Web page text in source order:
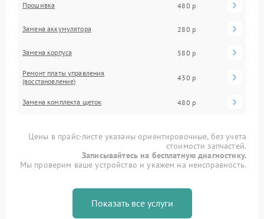
Прошивка 480 р
Замена аккумулятора 280 р
Замена корпуса 580 р
Ремонт платы управления
(восстановление)
430 р
Замена комплекта щеток 480 р
Цены в прайс-листе указаны ориентировочные, без учета
стоимости запчастей.
Записывайтесь на бесплатную диагностику.
Мы проверим ваше устройство и укажем на неисправность.
Показать все услуги